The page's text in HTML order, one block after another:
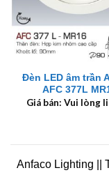
Đèn LED âm trần
AFC 377L
Giá bán: Vui lòng
Anfaco Lighting ||